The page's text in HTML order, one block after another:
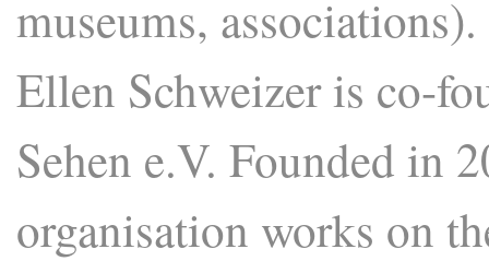
museums, associations).
Ellen Schweizer is co-
Sehen e.V. Founded in
organisation works on